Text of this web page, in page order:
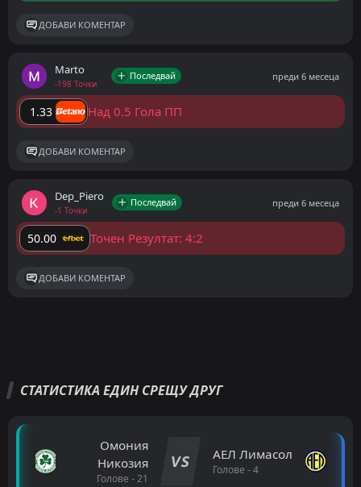
ДОБАВИ КОМЕНТАР
Marto
-198 Точки
Последвай преди 6 месеца
1.33 Над 0.5 Гола ПП
ДОБАВИ КОМЕНТАР
Dep_Piero
-1 Точки
Последвай преди 6 месеца
50.00 Точен Резултат: 4:2
ДОБАВИ КОМЕНТАР
СТАТИСТИКА ЕДИН СРЕЩУ ДРУГ
Омония
Никозия
Голове - 21
VS АЕЛ Лимасол
Голове - 4